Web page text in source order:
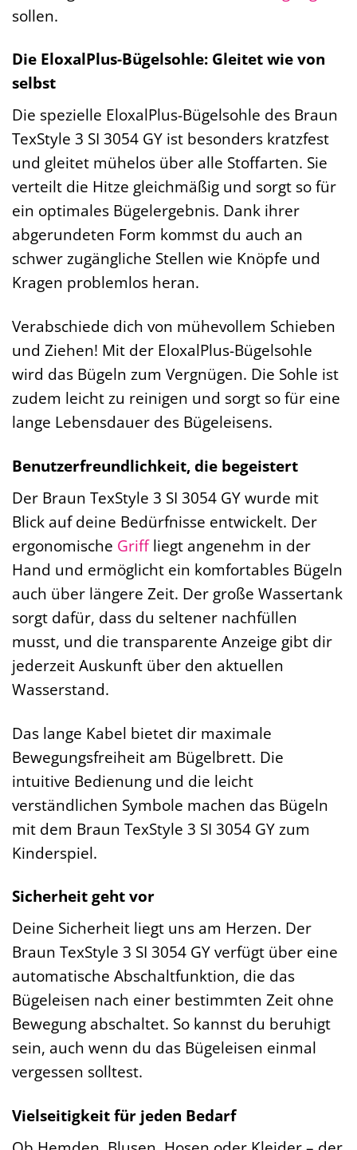
sollen.
Die EloxalPlus-Bügelsohle: Gleitet wie von
selbst
Die spezielle EloxalPlus-Bügelsohle des Braun
TexStyle 3 SI 3054 GY ist besonders kratzfest
und gleitet mühelos über alle Stoffarten. Sie
verteilt die Hitze gleichmäßig und sorgt so für
ein optimales Bügelergebnis. Dank ihrer
abgerundeten Form kommst du auch an
schwer zugängliche Stellen wie Knöpfe und
Kragen problemlos heran.
Verabschiede dich von mühevollem Schieben
und Ziehen! Mit der EloxalPlus-Bügelsohle
wird das Bügeln zum Vergnügen. Die Sohle ist
zudem leicht zu reinigen und sorgt so für eine
lange Lebensdauer des Bügeleisens.
Benutzerfreundlichkeit, die begeistert
Der Braun TexStyle 3 SI 3054 GY wurde mit
Blick auf deine Bedürfnisse entwickelt. Der
ergonomische Griffliegt angenehm in der
Hand und ermöglicht ein komfortables Bügeln
auch über längere Zeit. Der große Wassertank
sorgt dafür, dass du seltener nachfüllen
musst, und die transparente Anzeige gibt dir
jederzeit Auskunft über den aktuellen
Wasserstand.
Das lange Kabel bietet dir maximale
Bewegungsfreiheit am Bügelbrett. Die
intuitive Bedienung und die leicht
verständlichen Symbole machen das Bügeln
mit dem Braun TexStyle 3 SI 3054 GY zum
Kinderspiel.
Sicherheit geht vor
Deine Sicherheit liegt uns am Herzen. Der
Braun TexStyle 3 SI 3054 GY verfügt über eine
automatische Abschaltfunktion, die das
Bügeleisen nach einer bestimmten Zeit ohne
Bewegung abschaltet. So kannst du beruhigt
sein, auch wenn du das Bügeleisen einmal
vergessen solltest.
Vielseitigkeit für jeden Bedarf